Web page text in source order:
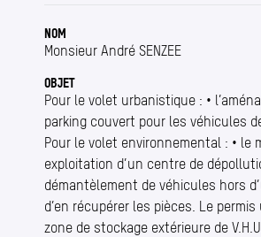
NOM
Monsieur André SENZEE
OBJET
Pour le volet urbanistique : •
parking couvert pour les véhicules
Pour le volet environnemental : • le
exploitation d’un centre de
démantèlement de véhicules hors
d’en récupérer les pièces. Le
zone de stockage extérieure de